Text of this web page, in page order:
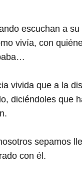
escuchan a
vivía, con
vivida que a la
diciéndoles que
sepamos
con él.